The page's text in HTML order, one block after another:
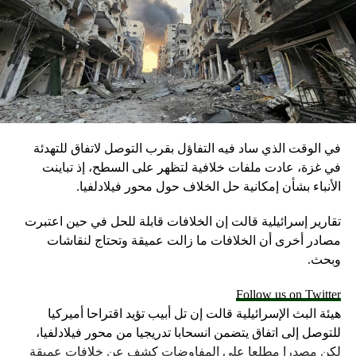
في الوقت الذي ساد فيه التفاؤل بقرب التوصل لاتفاق للتهدئة
في غزة، عادت ملفات خلافية لتظهر على السطح، إذ تباينت
الأنباء بشأن إمكانية حل الخلاف حول محور فيلادلفيا.
تقارير إسرائيلية قالت إن الخلافات قابلة للحل في حين اعتبرت
مصادر أخرى أن الخلافات ما زالت عميقة وتحتاج لنقاشات
وبحث.
Follow us on Twitter
هيئة البث الإسرائيلية قالت إن تل أبيب تؤيد اقتراحا أميركيا
للتوصل إلى اتفاق يتضمن انسحابا تدريجيا من محور فيلادلفيا،
لكن مصدرا مطلعا على المفاوضات كشف عن خلافات عميقة